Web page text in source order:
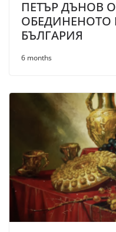
ПЕТЪР ДЪНОВ
ОБЕДИНЕНОТО
БЪЛГАРИЯ
6 months